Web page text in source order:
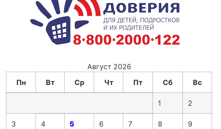
Август 2026
Пн
Вт Ср Чт Пт Сб Вс
1 2
3 4 5 6 7 8 9